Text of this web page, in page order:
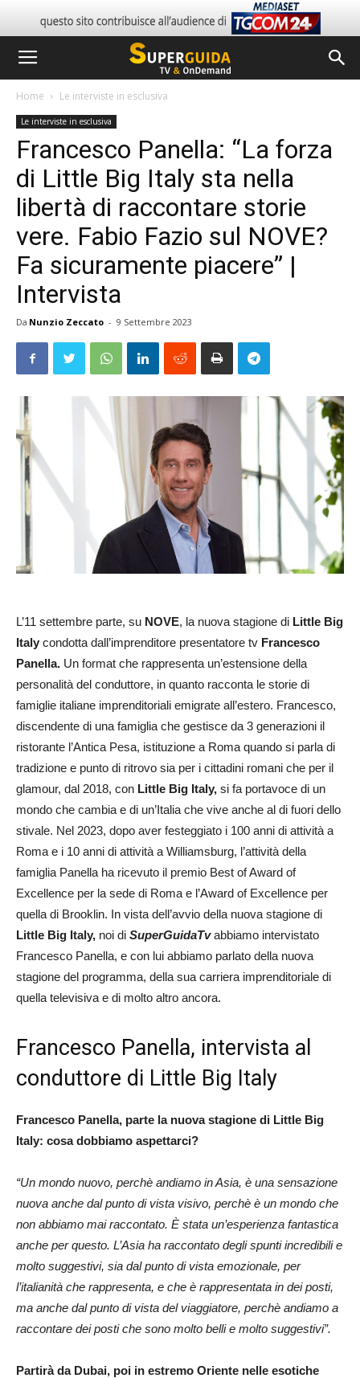
Home Le interviste in esclusiva
Le interviste in esclusiva
Francesco Panella: “La forza
di Little Big Italy sta nella
libertà di raccontare storie
vere. Fabio Fazio sul NOVE?
Fa sicuramente piacere” |
Intervista
Da Nunzio Zeccato - 9 Settembre 2023
L’11 settembre parte, su NOVE, la nuova stagione di Little Big
Italy condotta dall’imprenditore presentatore tv Francesco
Panella. Un format che rappresenta un’estensione della
personalità del conduttore, in quanto racconta le storie di
famiglie italiane imprenditoriali emigrate all’estero. Francesco,
discendente di una famiglia che gestisce da 3 generazioni il
ristorante l’Antica Pesa, istituzione a Roma quando si parla di
tradizione e punto di ritrovo sia per i cittadini romani che per il
glamour, dal 2018, con Little Big Italy, si fa portavoce di un
mondo che cambia e di un’Italia che vive anche al di fuori dello
stivale. Nel 2023, dopo aver festeggiato i 100 anni di attività a
Roma e i 10 anni di attività a Williamsburg, l’attività della
famiglia Panella ha ricevuto il premio Best of Award of
Excellence per la sede di Roma e l’Award of Excellence per
quella di Brooklin. In vista dell’avvio della nuova stagione di
Little Big Italy, noi di SuperGuidaTvabbiamo intervistato
Francesco Panella, e con lui abbiamo parlato della nuova
stagione del programma, della sua carriera imprenditoriale di
quella televisiva e di molto altro ancora.
Francesco Panella, intervista al
conduttore di Little Big Italy
Francesco Panella, parte la nuova stagione di Little Big
Italy: cosa dobbiamo aspettarci?
“Un mondo nuovo, perchè andiamo in Asia, è una sensazione
nuova anche dal punto di vista visivo, perchè è un mondo che
non abbiamo mai raccontato. È stata un’esperienza fantastica
anche per questo. L’Asia ha raccontato degli spunti incredibili e
molto suggestivi, sia dal punto di vista emozionale, per
l’italianità che rappresenta, e che è rappresentata in dei posti,
ma anche dal punto di vista del viaggiatore, perchè andiamo a
raccontare dei posti che sono molto belli e molto suggestivi”.
Partirà da Dubai, poi in estremo Oriente nelle esotiche